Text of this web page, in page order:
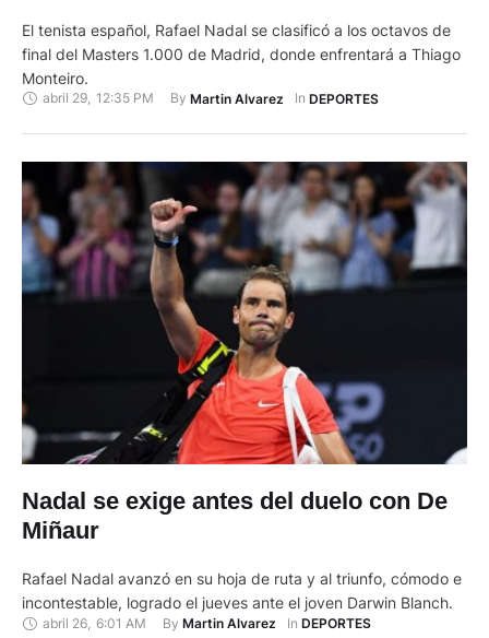
El tenista español, Rafael Nadal se clasificó a los octavos de
final del Masters 1.000 de Madrid, donde enfrentará a Thiago
Monteiro.
abril 29, 12:35 PM By Martin Alvarez In DEPORTES
Nadal se exige antes del duelo con De
Miñaur
Rafael Nadal avanzó en su hoja de ruta y al triunfo, cómodo e
incontestable, logrado el jueves ante el joven Darwin Blanch.
abril 26 6:01 AM By Martin Alvarez In DEPORTES